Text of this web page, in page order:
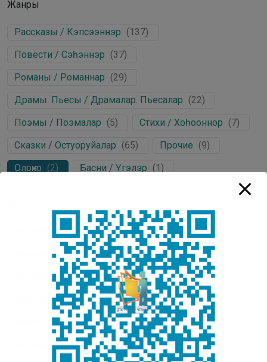
Жанры
Рассказы / Кэпсээннэр (137)
Повести / Сэһэннэр (37)
Романы / Романнар (29)
Драмы. Пьесы / Драмалар. Пьесалар (22)
Поэмы / Поэмалар (5) Стихи / Хоһооннор (7)
Сказки / Остуоруйалар (65) Прочие (9)
Олоҥхо (2) Басни / Үгэлэр (1)
Якутская литература / Саха литературата (2)
Эвенкийская литература
(0)
Русская литература / Нуучча литературата (0)
Юкагирская литература (0)
Эвенская литература (0)
Долганская литература
(0)